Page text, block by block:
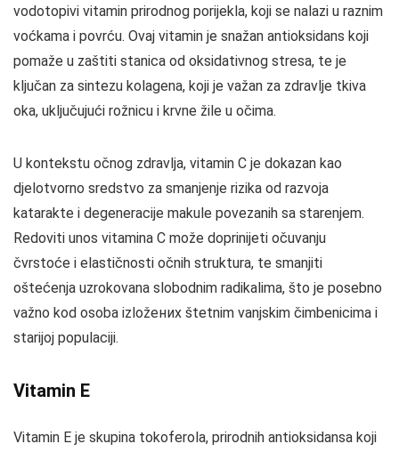
vodotopivi vitamin prirodnog porijekla, koji se nalazi u raznim
voćkama i povrću. Ovaj vitamin je snažan antioksidans koji
pomaže u zaštiti stanica od oksidativnog stresa, te je
ključan za sintezu kolagena, koji je važan za zdravlje tkiva
oka, uključujući rožnicu i krvne žile u očima.
U kontekstu očnog zdravlja, vitamin C je dokazan kao
djelotvorno sredstvo za smanjenje rizika od razvoja
katarakte i degeneracije makule povezanih sa starenjem.
Redoviti unos vitamina C može doprinijeti očuvanju
čvrstoće i elastičnosti očnih struktura, te smanjiti
oštećenja uzrokovana slobodnim radikalima, što je posebno
važno kod osoba izložених štetnim vanjskim čimbenicima i
starijoj populaciji.
Vitamin E
Vitamin E je skupina tokoferola, prirodnih antioksidansa koji